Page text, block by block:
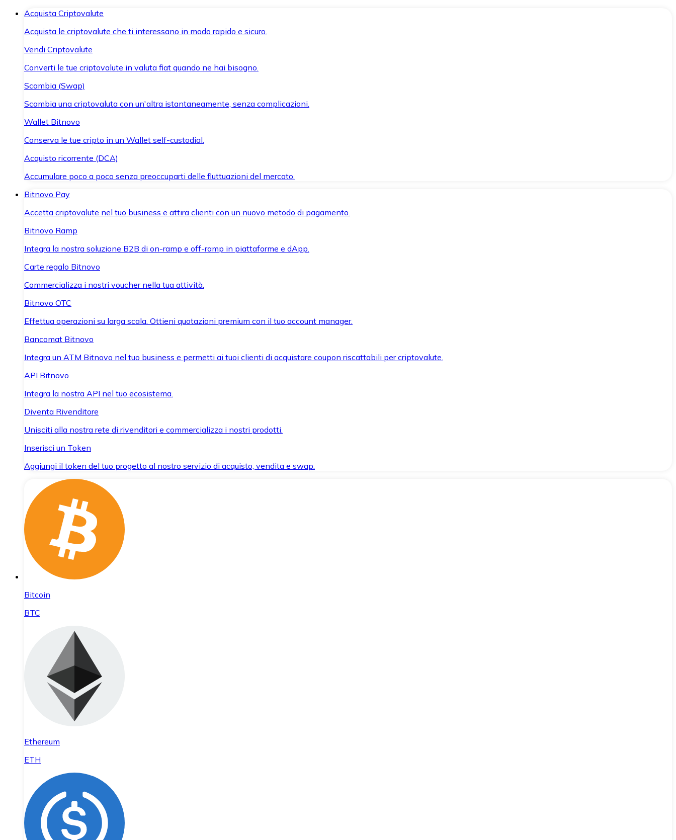
Acquista Criptovalute
Acquista le criptovalute che ti interessano in modo rapido e sicuro.
Vendi Criptovalute
Converti le tue criptovalute in valuta fiat quando ne hai bisogno.
Scambia (Swap)
Scambia una criptovaluta con un'altra istantaneamente, senza complicazioni.
Wallet Bitnovo
Conserva le tue cripto in un Wallet self-custodial.
Acquisto ricorrente (DCA)
Accumulare poco a poco senza preoccuparti delle fluttuazioni del mercato.
Bitnovo Pay
Accetta criptovalute nel tuo business e attira clienti con un nuovo metodo di pagamento.
Bitnovo Ramp
Integra la nostra soluzione B2B di on-ramp e off-ramp in piattaforme e dApp.
Carte regalo Bitnovo
Commercializza i nostri voucher nella tua attività.
Bitnovo OTC
Effettua operazioni su larga scala. Ottieni quotazioni premium con il tuo account manager.
Bancomat Bitnovo
Integra un ATM Bitnovo nel tuo business e permetti ai tuoi clienti di acquistare coupon riscattabili per criptovalute.
API Bitnovo
Integra la nostra API nel tuo ecosistema.
Diventa Rivenditore
Unisciti alla nostra rete di rivenditori e commercializza i nostri prodotti.
Inserisci un Token
Aggiungi il token del tuo progetto al nostro servizio di acquisto, vendita e swap.
Bitcoin
BTC
Ethereum
ETH